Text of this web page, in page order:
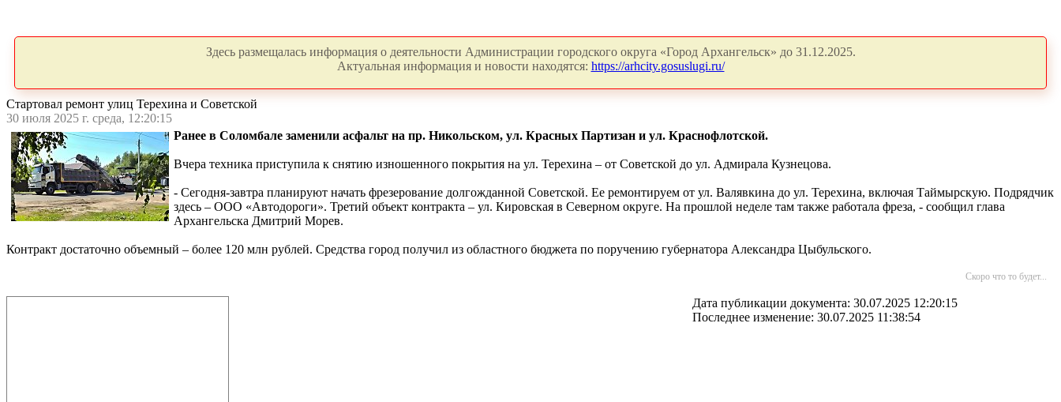
Здесь размещалась информация о деятельности Администрации городского округа «Город Архангельск» до 31.12.2025.
Актуальная информация и новости находятся: https://arhcity.gosuslugi.ru/
Стартовал ремонт улиц Терехина и Советской
30 июля 2025 г. среда, 12:20:15
Ранее в Соломбале заменили асфальт на пр. Никольском, ул. Красных Партизан и ул. Краснофлотской.
Вчера техника приступила к снятию изношенного покрытия на ул. Терехина – от Советской до ул. Адмирала Кузнецова.
- Сегодня-завтра планируют начать фрезерование долгожданной Советской. Ее ремонтируем от ул. Валявкина до ул. Терехина, включая Таймырскую. Подрядчик
здесь – ООО «Автодороги». Третий объект контракта – ул. Кировская в Северном округе. На прошлой неделе там также работала фреза, - сообщил глава
Архангельска Дмитрий Морев.
Контракт достаточно объемный – более 120 млн рублей. Средства город получил из областного бюджета по поручению губернатора Александра Цыбульского.
Скоро что то будет...
Дата публикации документа: 30.07.2025 12:20:15
Последнее изменение: 30.07.2025 11:38:54